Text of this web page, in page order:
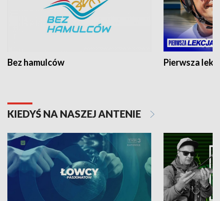
Bez hamulców Pierwsza
KIEDYŚ NA NASZEJ ANTENIE